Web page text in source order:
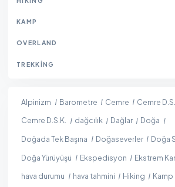
KAMP
OVERLAND
TREKKING
Alpinizm Barometre Cemre
Cemre
Cemre D.S.K.
dağcılık Dağlar
Doğa
Doğada Tek Başına
Doğaseverler
Doğa
Doğa Yürüyüşü
Ekspedisyon Ekstrem
hava durumu
hava tahmini Hiking Kamp